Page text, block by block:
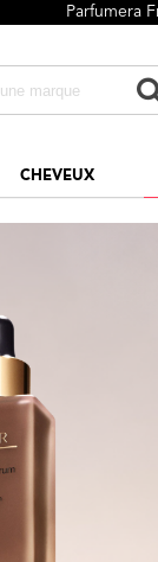
Parfumera
CHEVEUX